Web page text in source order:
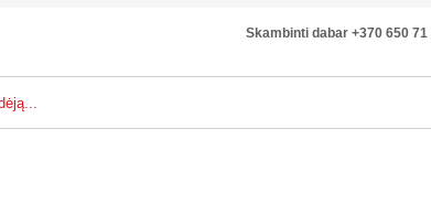
Skambinti dabar +370 650 71